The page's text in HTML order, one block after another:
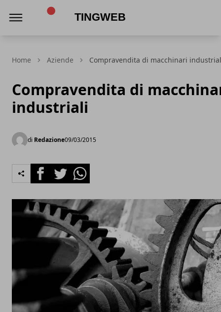
Home Aziende Compravendita di macchinari
Compravendita di
industriali
di Redazione09/03/2015
FacebookTwitterWhatsapp